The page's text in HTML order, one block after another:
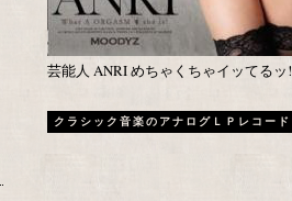
芸能人 ANRI めちゃくちゃイッてるッ!
クラシック音楽のアナログＬＰレコード